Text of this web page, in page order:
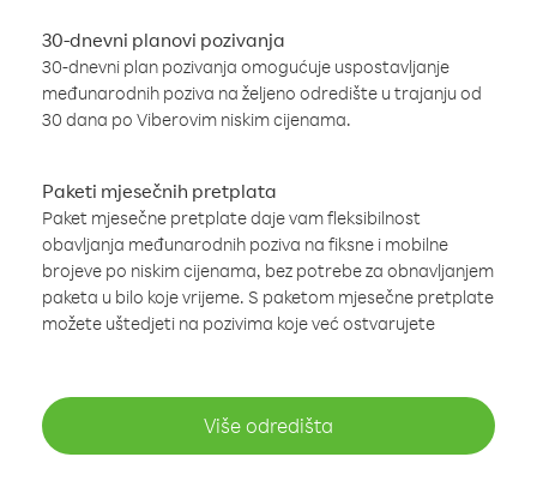
30-dnevni planovi pozivanja
30-dnevni plan pozivanja omogućuje uspostavljanje
međunarodnih poziva na željeno odredište u trajanju od
30 dana po Viberovim niskim cijenama.
Paketi mjesečnih pretplata
Paket mjesečne pretplate daje vam fleksibilnost
obavljanja međunarodnih poziva na fiksne i mobilne
brojeve po niskim cijenama, bez potrebe za obnavljanjem
paketa u bilo koje vrijeme. S paketom mjesečne pretplate
možete uštedjeti na pozivima koje već ostvarujete
Više odredišta